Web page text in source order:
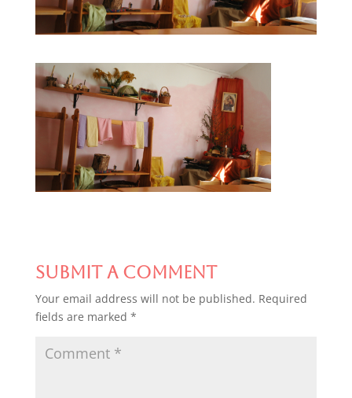
Submit a Comment
Your email address will not be published. Required
fields are marked *